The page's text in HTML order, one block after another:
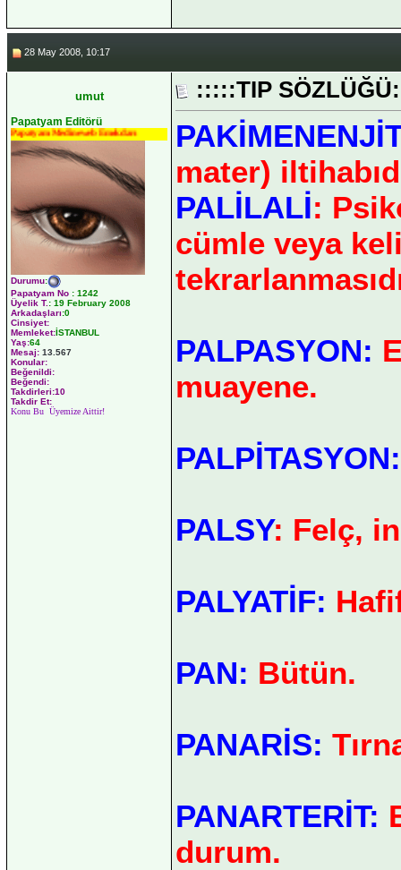
28 May 2008, 10:17
umut
Papatyam Editörü
Papatyam Medineweb Emekdarı
Durumu:
Papatyam No : 1242
Üyelik T.: 19 February 2008
Arkadaşları:0
Cinsiyet:
Memleket:İSTANBUL
Yaş:64
Mesaj: 13.567
Konular:
Beğenildi:
Beğendi:
Takdirleri:10
Takdir Et:
Konu Bu Üyemize Aittir!
:::::TIP
mater)
PALİLALİ:
cümle veya
PALPASYON:
muayene.
PALPİTASYON:
PALSY: Felç,
PALYATİF:
PAN: Bütün.
PANARİS:
PANARTERİT:
durum.